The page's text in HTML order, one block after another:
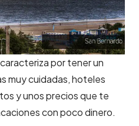
por tener un
muy cuidadas, hoteles
y unos precios que te
con poco dinero.